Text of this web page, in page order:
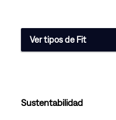
Ver tipos de Fit
Sustentabilidad